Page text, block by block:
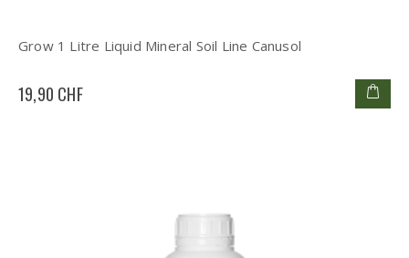
Grow 1 Litre Liquid Mineral Soil Line Canusol
19,90 CHF